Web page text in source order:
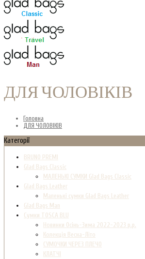
ДЛЯ ЧОЛОВІКІВ
Головна
ДЛЯ ЧОЛОВІКІВ
Категорії
BRUNO PREMI
Glad Bags Classic
МАЛЕНЬКІ СУМКИ Glad Bags Classic
Glad Bags Leather
Маленькі сумки Glad Bags Leather
Glad Bags Man
Сумки TOSCA BLU
Новинки Осінь-Зима 2022-2023 р.р.
Колекція Весна-Літо
СУМОЧКИ ЧЕРЕЗ ПЛЕЧО
КЛАТЧІ